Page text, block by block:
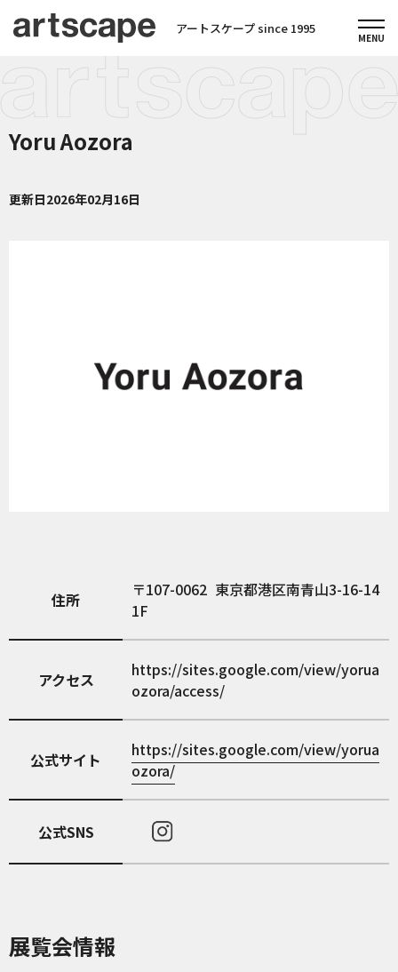
アートスケープ since 1995
Yoru Aozora
更新日2026年02月16日
住所 107-0062 東京都港区南青山3-16-14
1F
アクセス
https://sites.google.com/view/yorua
ozora/access/
公式サイト
https://sites.google.com/view/yorua
ozora/
公式SNS
展覧会情報